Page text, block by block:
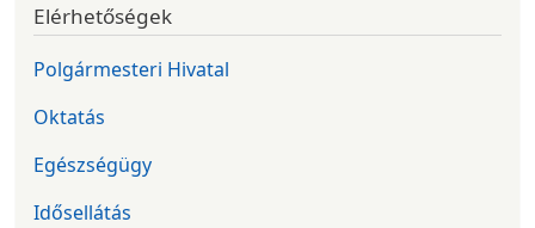
Elérhetőségek
Polgármesteri Hivatal
Oktatás
Egészségügy
Idősellátás